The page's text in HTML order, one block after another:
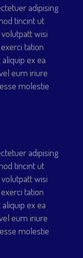
adipising
tincint ut
wisi
tation
ex ea
eum iriure
molestie
adipising
tincint ut
wisi
tation
ex ea
eum iriure
molestie